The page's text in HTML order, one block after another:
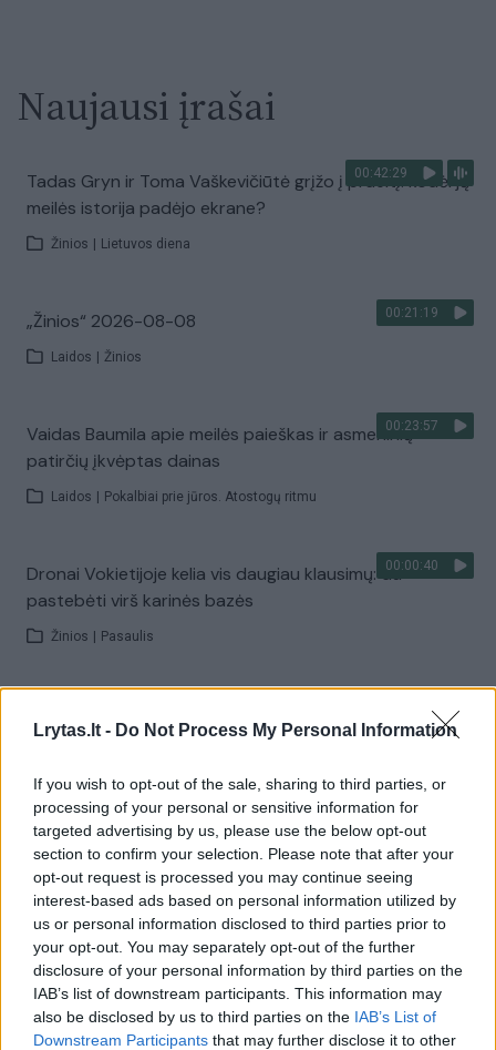
Lrytas.lt - Do Not Process My Personal Information
If you wish to opt-out of the sale, sharing to third parties, or
processing of your personal or sensitive information for
targeted advertising by us, please use the below opt-out
section to confirm your selection. Please note that after your
opt-out request is processed you may continue seeing
interest-based ads based on personal information utilized by
us or personal information disclosed to third parties prior to
your opt-out. You may separately opt-out of the further
disclosure of your personal information by third parties on the
IAB’s list of downstream participants. This information may
also be disclosed by us to third parties on the IAB’s List of
Downstream Participants that may further disclose it to other
Naujausi įrašai
00:42:29
Tadas Gryn ir Toma Vaškevičiūtė grįžo į praeitį: kodėl jų
meilės istorija padėjo ekrane?
Žinios Lietuvos diena
00:21:19
„Žinios“ 2026-08-08
Laidos Žinios
00:23:57
Vaidas Baumila apie meilės paieškas ir asmeninių
patirčių įkvėptas dainas
Laidos Pokalbiai prie jūros. Atostogų ritmu
00:00:40
Dronai Vokietijoje kelia vis daugiau klausimų: du
pastebėti virš karinės bazės
Žinios Pasaulis
Žiūrimiausi įrašai
00:00:30
Vaizdai iš tragiškos avarijos Vilniaus r.: dviejų moterų ir
vaiko gyvybių išgelbėti nepavyko
Žinios Lietuvos diena
00:00:57
Savaitės vidurys nusimato karštas: temperatūra kils iki